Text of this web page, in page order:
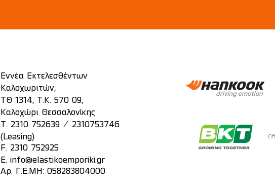
Εννέα Εκτελεσθέντων
Καλοχωριτών,
ΤΘ 1314, Τ.Κ. 570 09,
Καλοχώρι Θεσσαλονίκης
T. 2310 752639/
2310753746
(Leasing)
F. 2310 752925
E.
info@elastikoemporiki.gr
Αρ. Γ.Ε.ΜΗ: 058283804000